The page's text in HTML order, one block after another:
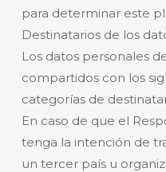
para determinar este
Destinatarios de los
Los datos personales
compartidos con los
categorías de
En caso de que el
tenga la intención de
un tercer país u